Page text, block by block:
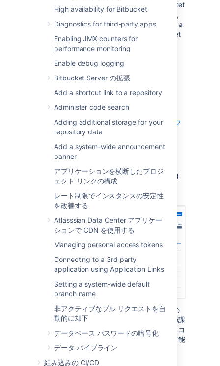
High availability for Bitbucket
Diagnostics for third-party apps
Enabling JMX counters for
performance monitoring
Enable debug logging
Bitbucket Server の拡張
Add a shortcut link to a repository
Administer code search
Adding additional storage for your
repository data
Add a system-wide announcement
banner
アプリケーションを横断したプロジ
ェクト リンクの構成
レート制限でインスタンスの安定性
を改善する
Atlasssian Data Center アプリケー
ションで CDN を使用する
Managing personal access tokens
Connecting to a 3rd party
application using Application Links
Setting a system-wide default
branch name
非アクティブなプル リクエストを自
動的に却下
データベース パスワードの暗号化
データ パイプライン
組み込みの CI/CD
Jira workflow to respond to events in
Bitbucket
. For example, when a pull request is created,
Jira can automatically transition the status of a
linked issue. The events available in
Bitbucket
ブランチの作成
プル リクエストの作成
プル リクエストのマージ
Pull request declined
Jira Software のドキュメントで高度なワークフ
ロー構成の詳細をご確認ください
特定のバージョンの開発の
進捗を Jira で確認
Jira のリリース ハブでは、特定のバージョンの
進捗を確認し、そのバージョンに含める予定の課
題をひと目で把握できます。各課題に関連するコ
ミットも確認できるため、問題を発生させる可能
性がある潜在的な開発の問題の特定に役立ちま
す。